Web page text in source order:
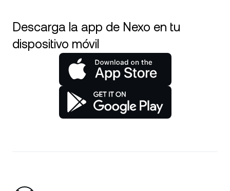
Descarga la app de Nexo en tu
dispositivo móvil